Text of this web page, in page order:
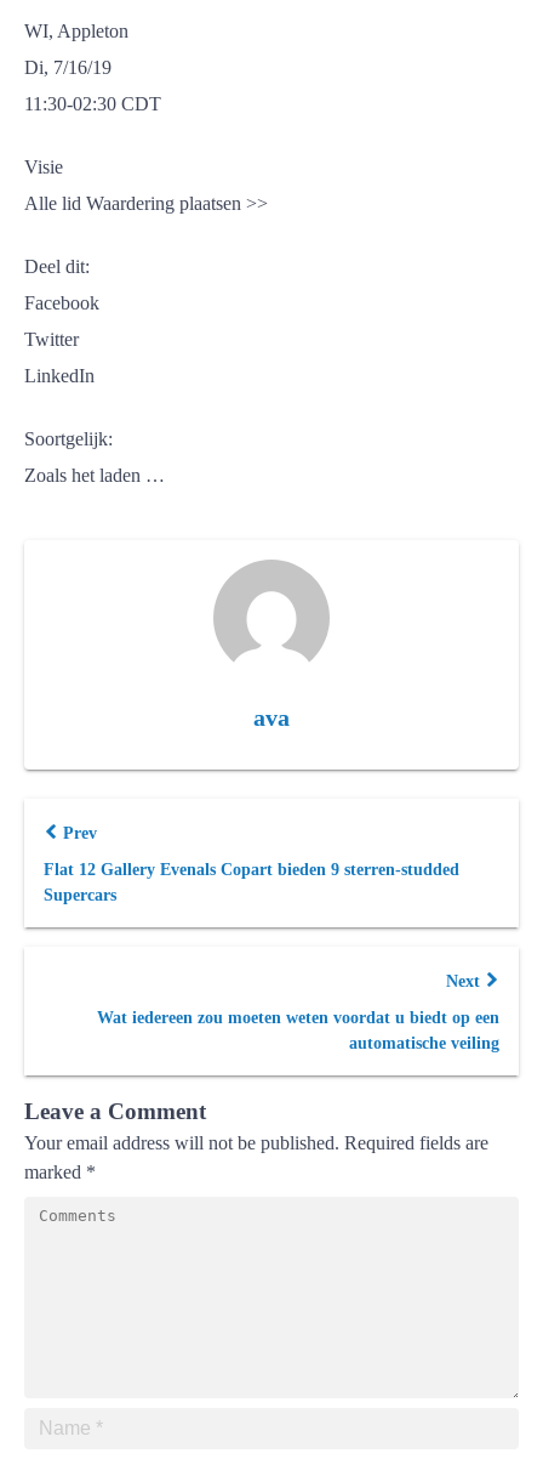
WI, Appleton
Di, 7/16/19
11:30-02:30 CDT
Visie
Alle lid Waardering plaatsen >>
Deel dit:
Facebook
Twitter
LinkedIn
Soortgelijk:
Zoals het laden …
ava
Prev
Flat 12 Gallery Evenals Copart bieden 9 sterren-studded
Supercars
Next
Wat iedereen zou moeten weten voordat u biedt op een
automatische veiling
Leave a Comment
Your email address will not be published. Required fields are
marked *